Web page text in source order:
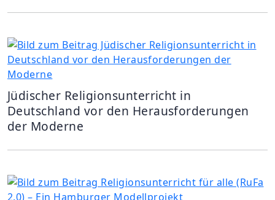
Jüdischer Religionsunterricht in
Deutschland vor den Herausforderungen
der Moderne